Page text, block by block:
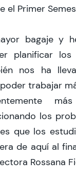
el Primer
bagaje y
planificar los
nos ha
trabajar
más
los
que los
de aquí al
Rossana